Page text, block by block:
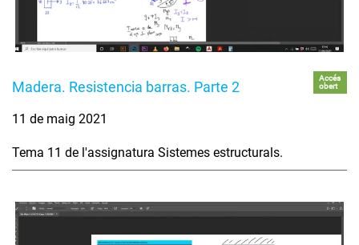
Madera. Resistencia barras. Parte 2
Accés
obert
11 de maig 2021
Tema 11 de l'assignatura Sistemes estructurals.